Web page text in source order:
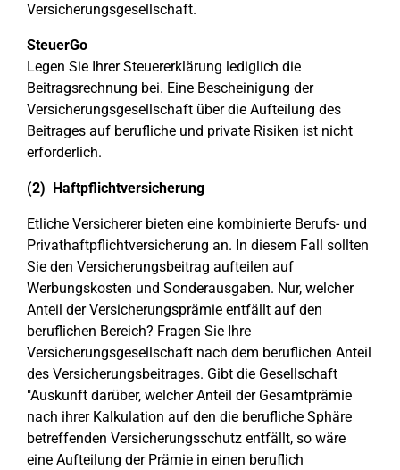
Versicherungsgesellschaft.
SteuerGo
Legen Sie Ihrer Steuererklärung lediglich die
Beitragsrechnung bei. Eine Bescheinigung der
Versicherungsgesellschaft über die Aufteilung des
Beitrages auf berufliche und private Risiken ist nicht
erforderlich.
(2) Haftpflichtversicherung
Etliche Versicherer bieten eine kombinierte Berufs- und
Privathaftpflichtversicherung an. In diesem Fall sollten
Sie den Versicherungsbeitrag aufteilen auf
Werbungskosten und Sonderausgaben. Nur, welcher
Anteil der Versicherungsprämie entfällt auf den
beruflichen Bereich? Fragen Sie Ihre
Versicherungsgesellschaft nach dem beruflichen Anteil
des Versicherungsbeitrages. Gibt die Gesellschaft
"Auskunft darüber, welcher Anteil der Gesamtprämie
nach ihrer Kalkulation auf den die berufliche Sphäre
betreffenden Versicherungsschutz entfällt, so wäre
eine Aufteilung der Prämie in einen beruflich